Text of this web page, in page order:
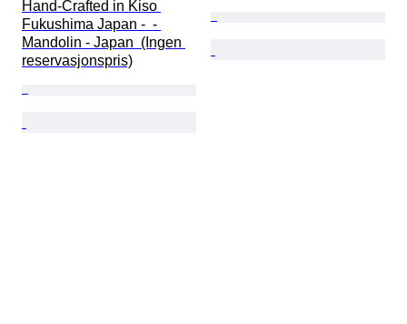
Hand-Crafted in Kiso
Fukushima Japan -  -
Mandolin - Japan  (Ingen
reservasjonspris)